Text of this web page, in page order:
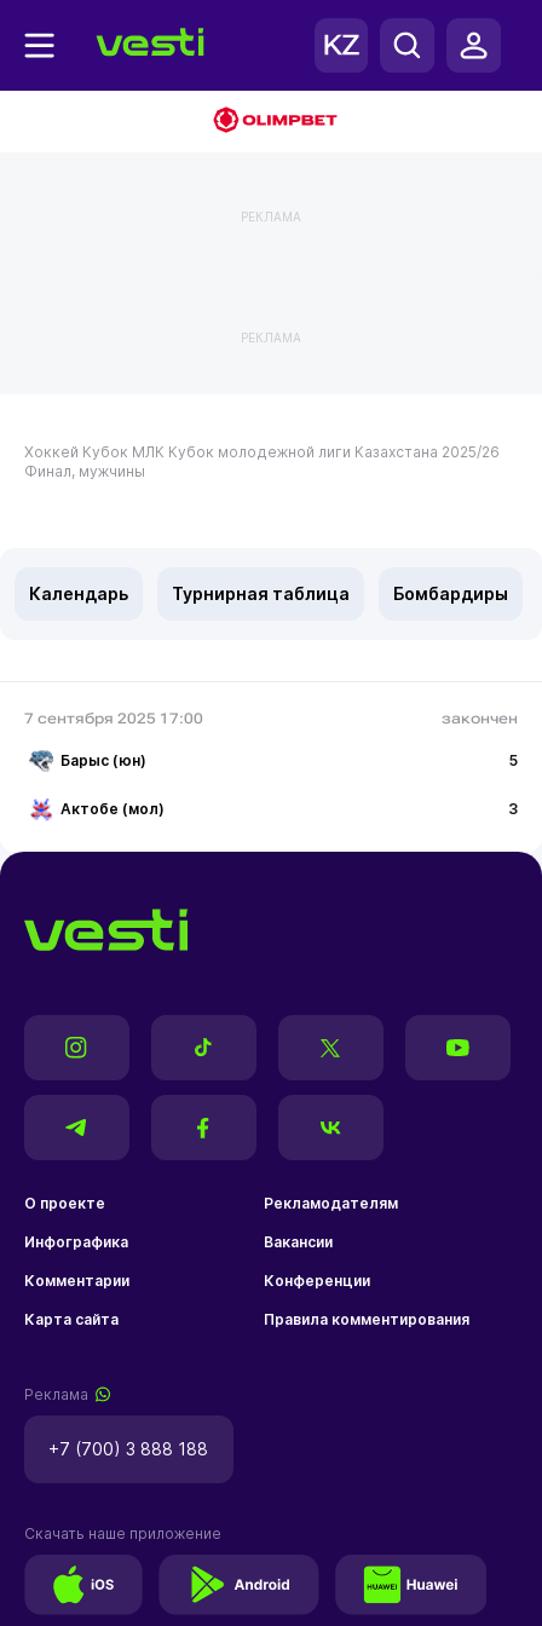
РЕКЛАМА
РЕКЛАМА
Хоккей Кубок МЛК Кубок молодежной лиги Казахстана 2025/26
Финал, мужчины
Календарь Турнирная таблица Бомбардиры
7 сентября 2025 17:00 закончен
Барыс (юн) 5
Актобе (мол) 3
О проекте Рекламодателям
Инфографика Вакансии
Комментарии Конференции
Карта сайта Правила комментирования
Реклама
+7 (700) 3 888 188
Скачать наше приложение